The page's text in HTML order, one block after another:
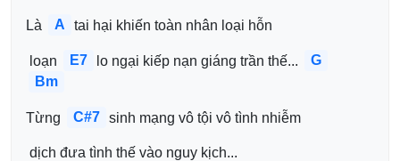
Là A tai hại khiến toàn nhân loại hỗn
loạn E7 lo ngại kiếp nạn giáng trần thế...
G
Bm
Từng C#7 sinh mạng vô tội vô tình nhiễm
dịch đưa tình thế vào nguy kịch...